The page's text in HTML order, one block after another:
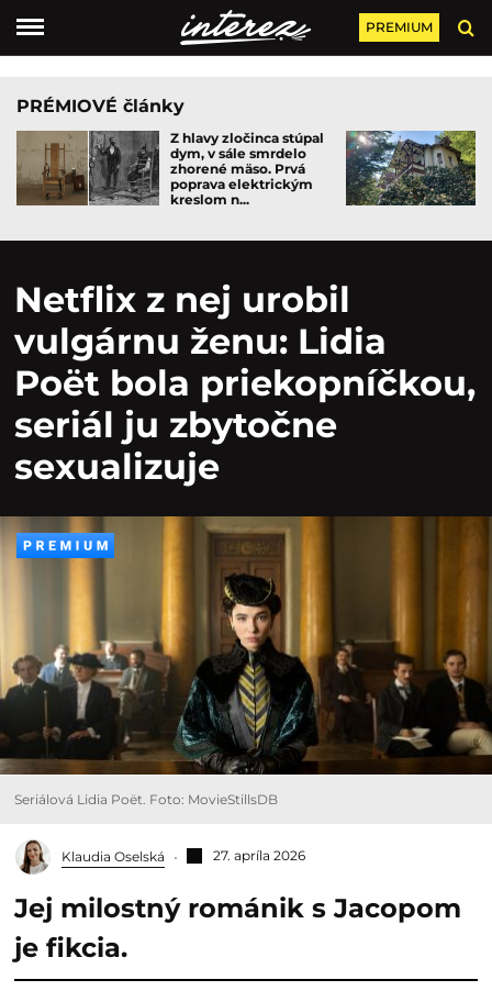
PREMIUM
PRÉMIOVÉ články
Z hlavy zločinca stúpal
dym, v sále smrdelo
zhorené mäso. Prvá
poprava elektrickým
kreslom n...
Netflix z nej urobil
vulgárnu ženu: Lidia
Poët bola priekopníčkou,
seriál ju zbytočne
sexualizuje
Seriálová Lidia Poët. Foto: MovieStillsDB
Klaudia Oselská 27. apríla 2026
Jej milostný románik s Jacopom
je fikcia.